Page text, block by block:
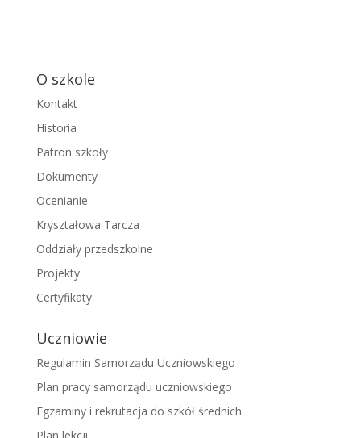
O szkole
Kontakt
Historia
Patron szkoły
Dokumenty
Ocenianie
Kryształowa Tarcza
Oddziały przedszkolne
Projekty
Certyfikaty
Uczniowie
Regulamin Samorządu Uczniowskiego
Plan pracy samorządu uczniowskiego
Egzaminy i rekrutacja do szkół średnich
Plan lekcji